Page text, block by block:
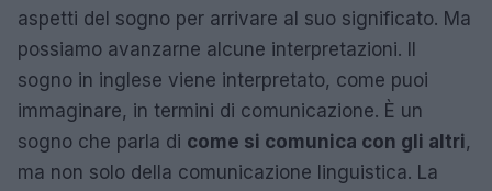
aspetti del sogno per arrivare al suo significato. Ma
possiamo avanzarne alcune interpretazioni. Il
sogno in inglese viene interpretato, come puoi
immaginare, in termini di comunicazione. È un
sogno che parla di come si comunica con gli altri,
ma non solo della comunicazione linguistica. La